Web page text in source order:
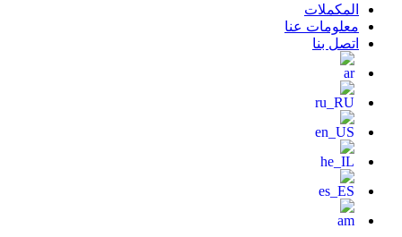
المكملات
معلومات عنا
اتصل بنا